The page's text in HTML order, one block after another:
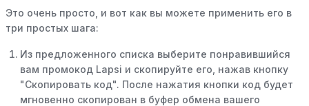
Это очень просто, и вот как вы можете применить его в
три простых шага:
Из предложенного списка выберите понравившийся
вам промокод Lapsi и скопируйте его, нажав кнопку
"Скопировать код". После нажатия кнопки код будет
мгновенно скопирован в буфер обмена вашего